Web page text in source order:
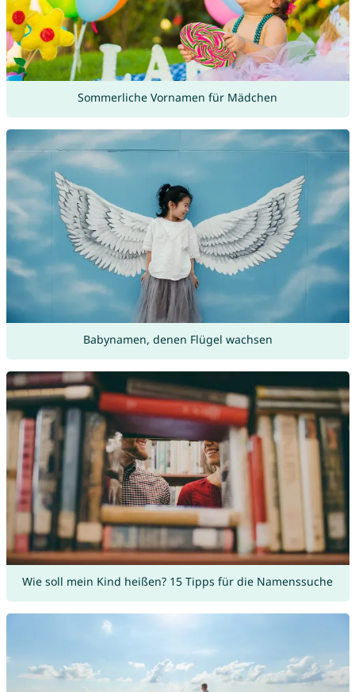
Sommerliche Vornamen für Mädchen
Babynamen, denen Flügel wachsen
Wie soll mein Kind heißen? 15 Tipps für die Namenssuche